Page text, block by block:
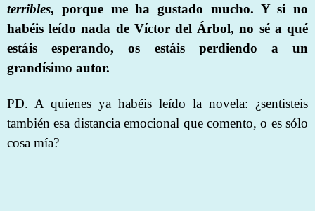
terribles, porque me ha gustado mucho. Y si no
habéis leído nada de Víctor del Árbol, no sé a qué
estáis esperando, os estáis perdiendo a un
grandísimo autor.
PD. A quienes ya habéis leído la novela: ¿sentisteis
también esa distancia emocional que comento, o es sólo
cosa mía?